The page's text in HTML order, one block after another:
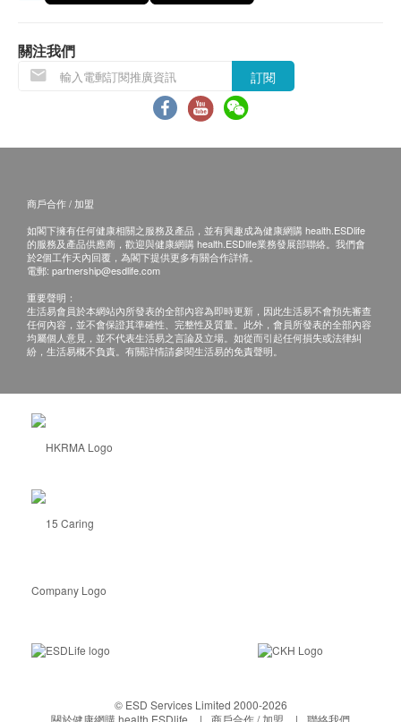
關注我們
訂閱
商戶合作 / 加盟
如閣下擁有任何健康相關之服務及產品，並有興趣成為健康網購 health.ESDlife
的服務及產品供應商，歡迎與健康網購 health.ESDlife業務發展部聯絡。我們會
於2個工作天內回覆，為閣下提供更多有關合作詳情。
電郵: partnership@esdlife.com
重要聲明：
生活易會員於本網站內所發表的全部內容為即時更新，因此生活易不會預先審查
任何內容，並不會保證其準確性、完整性及質量。此外，會員所發表的全部內容
均屬個人意見，並不代表生活易之言論及立場。如從而引起任何損失或法律糾
紛，生活易概不負責。有關詳情請參閱生活易的免責聲明。
© ESD Services Limited 2000-2026